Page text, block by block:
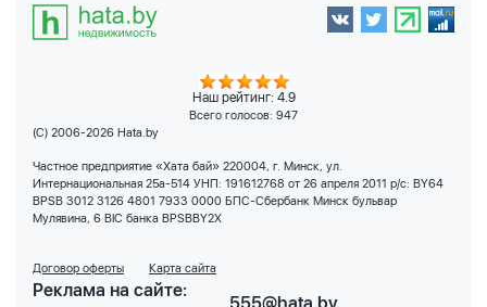
Наш рейтинг: 4.9
Всего голосов: 947
(C) 2006-2026 Hata.by
Частное предприятие «Хата бай» 220004, г. Минск, ул.
Интернациональная 25а-514 УНП: 191612768 от 26 апреля 2011 р/с: BY64
BPSB 3012 3126 4801 7933 0000 БПС-Сбербанк Минск бульвар
Мулявина, 6 BIC банка BPSBBY2X
Договор оферты Карта сайта
Реклама на сайте: